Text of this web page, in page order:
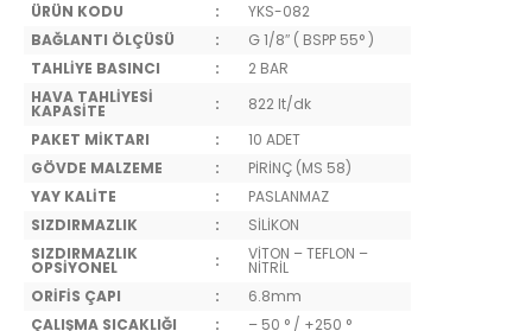
ÜRÜN KODU :
YKS-082
BAĞLANTI ÖLÇÜSÜ
:
G 1/8″ ( BSPP 55° )
TAHLİYE BASINCI
:
2 BAR
HAVA TAHLİYESİ
KAPASİTE :
822 lt/dk
PAKET MİKTARI
:
10 ADET
GÖVDE MALZEME
:
PİRİNÇ (MS 58)
YAY KALİTE
:
PASLANMAZ
SIZDIRMAZLIK
:
SİLİKON
SIZDIRMAZLIK
OPSİYONEL : VİTON – TEFLON –
NİTRİL
ORİFİS ÇAPI
:
6.8mm
ÇALIŞMA SICAKLIĞI
:
– 50 ° / +250 °